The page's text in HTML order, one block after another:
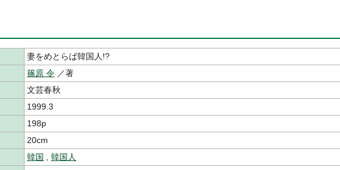
妻をめとらば韓国人!?
篠原 令 ／著
文芸春秋
1999.3
198p
20cm
韓国
韓国人